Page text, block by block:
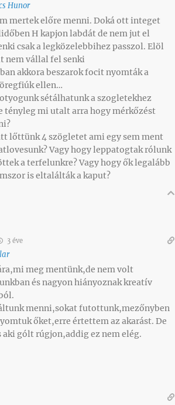
Hunor
mertek előre menni. Doká ott integet
H kapjon labdát de nem jut el
csak a legközelebbihez passzol. Elöl
nem vállal fel senki
akkora beszarok focit nyomták a
ellen…
sétálhatunk a szogletekhez
tényleg mi utalt arra hogy mérkőzést
lőttünk 4 szögletet ami egy sem ment
Vagy hogy leppatogtak rólunk
a terfelunkre? Vagy hogy ők legalább
is eltalálták a kaput?
3 éve
meg mentünk,de nem volt
és nagyon hiányoznak kreatív
menni,sokat futottunk,mezőnyben
őket,erre értettem az akarást. De
aki gólt rúgjon,addig ez nem elég.